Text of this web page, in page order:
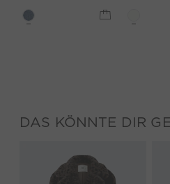
DAS KÖNNTE DIR